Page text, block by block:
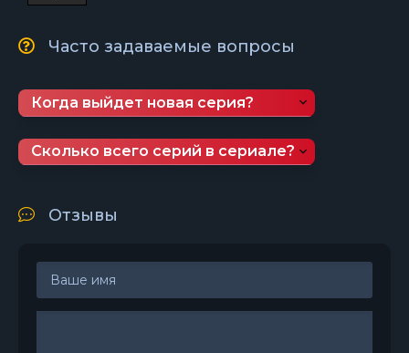
Часто задаваемые вопросы
Когда выйдет новая серия?
Сколько всего серий в сериале?
Отзывы